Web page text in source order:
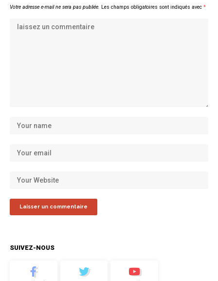
Votre adresse e-mail ne sera pas publiée. Les champs obligatoires sont indiqués avec *
SUIVEZ-NOUS